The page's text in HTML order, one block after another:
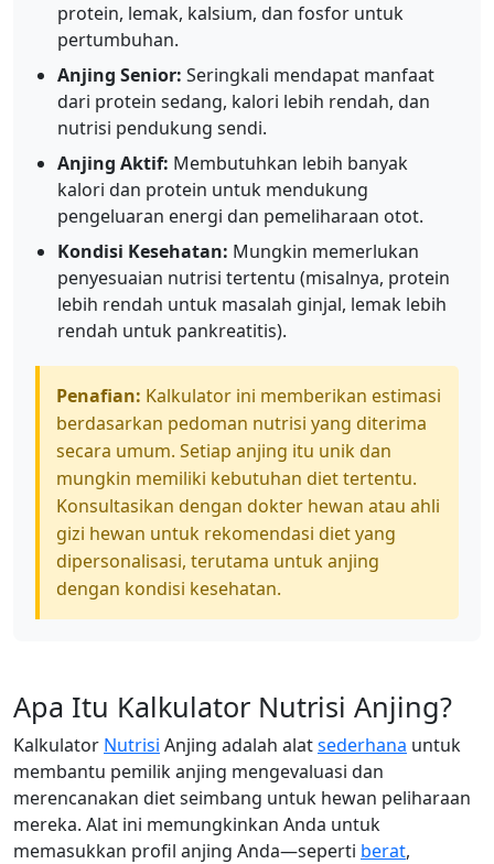
protein, lemak, kalsium, dan fosfor untuk
pertumbuhan.
Anjing Senior: Seringkali mendapat manfaat
dari protein sedang, kalori lebih rendah, dan
nutrisi pendukung sendi.
Anjing Aktif: Membutuhkan lebih banyak
kalori dan protein untuk mendukung
pengeluaran energi dan pemeliharaan otot.
Kondisi Kesehatan: Mungkin memerlukan
penyesuaian nutrisi tertentu (misalnya, protein
lebih rendah untuk masalah ginjal, lemak lebih
rendah untuk pankreatitis).
Penafian: Kalkulator ini memberikan estimasi
berdasarkan pedoman nutrisi yang diterima
secara umum. Setiap anjing itu unik dan
mungkin memiliki kebutuhan diet tertentu.
Konsultasikan dengan dokter hewan atau ahli
gizi hewan untuk rekomendasi diet yang
dipersonalisasi, terutama untuk anjing
dengan kondisi kesehatan.
Apa Itu Kalkulator Nutrisi Anjing?
Kalkulator Nutrisi Anjing adalah alatsederhana untuk
membantu pemilik anjing mengevaluasi dan
merencanakan diet seimbang untuk hewan peliharaan
mereka. Alat ini memungkinkan Anda untuk
memasukkan profil anjing Anda—seperti berat,